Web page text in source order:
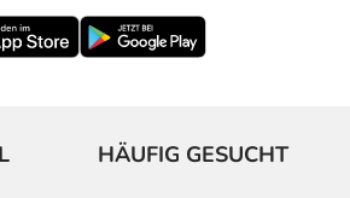
HÄUFIG GESUCHT